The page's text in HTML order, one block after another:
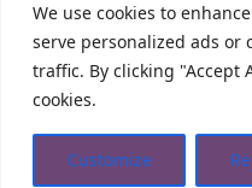
We use cookies to
serve personalized ads or
traffic. By clicking "Accept
cookies.
Customize
Tienda Esotérica Online
powered by WordPress.
Privacidad
Aviso